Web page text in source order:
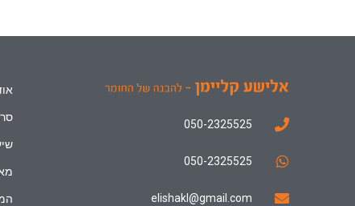
050-2325525
050-2325525
elishakl@gmail.com